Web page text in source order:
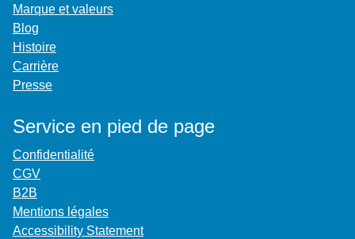
Marque et valeurs
Blog
Histoire
Carrière
Presse
Service en pied de page
Confidentialité
CGV
B2B
Mentions légales
Accessibility Statement